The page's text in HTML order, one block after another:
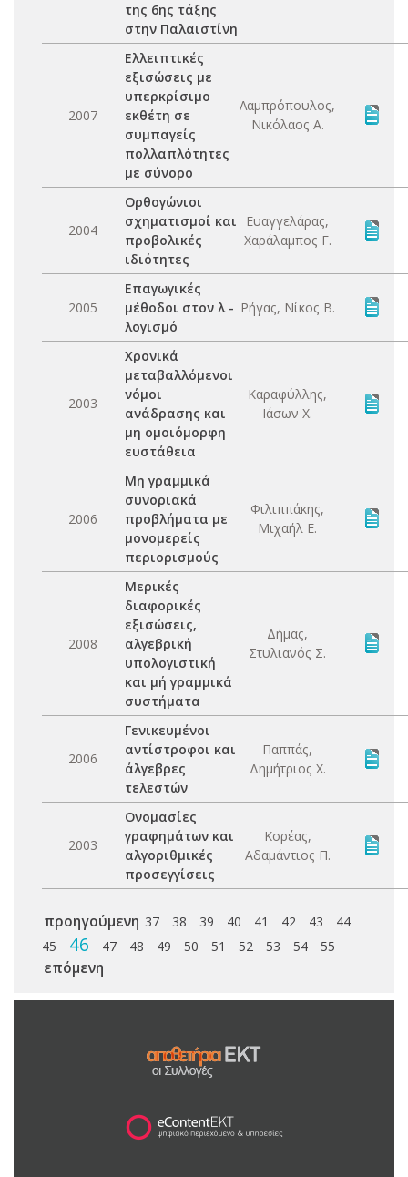
της 6ης τάξης
στην Παλαιστίνη
2007
Ελλειπτικές
εξισώσεις με
υπερκρίσιμο
εκθέτη σε
συμπαγείς
πολλαπλότητες
με σύνορο
Λαμπρόπουλος,
Νικόλαος Α.
2004
Ορθογώνιοι
σχηματισμοί και
προβολικές
ιδιότητες
Ευαγγελάρας,
Χαράλαμπος Γ.
2005
Επαγωγικές
μέθοδοι στον λ -
λογισμό
Ρήγας, Νίκος Β.
2003
Χρονικά
μεταβαλλόμενοι
νόμοι
ανάδρασης και
μη ομοιόμορφη
ευστάθεια
Καραφύλλης,
Ιάσων Χ.
2006
Μη γραμμικά
συνοριακά
προβλήματα με
μονομερείς
περιορισμούς
Φιλιππάκης,
Μιχαήλ Ε.
2008
Μερικές
διαφορικές
εξισώσεις,
αλγεβρική
υπολογιστική
και μή γραμμικά
συστήματα
Δήμας,
Στυλιανός Σ.
2006
Γενικευμένοι
αντίστροφοι και
άλγεβρες
τελεστών
Παππάς,
Δημήτριος Χ.
2003
Ονομασίες
γραφημάτων και
αλγοριθμικές
προσεγγίσεις
Κορέας,
Αδαμάντιος Π.
προηγούμενη 37 38 39 40 41 42 43
44
45
46 47 48 49 50 51 52 53 54 55
επόμενη